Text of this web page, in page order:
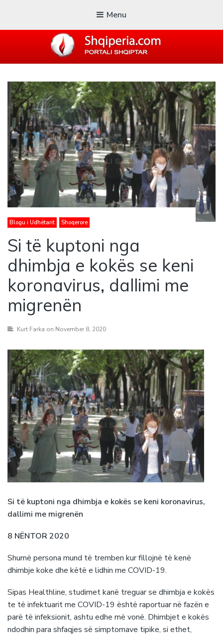
Menu
Blogu i ShqiperiaCom
Blogu i Udhëtarit Shoqerore
Si të kuptoni nga
dhimbja e kokës se keni
koronavirus, dallimi me
migrenën
Kurt Farka on November 8, 2020
Si të kuptoni nga dhimbja e kokës se keni koronavirus,
dallimi me migrenën
8 NËNTOR 2020
Shumë persona mund të tremben kur fillojnë të kenë
dhimbje koke dhe këtë e lidhin me COVID-19.
Sipas Healthline, studimet kanë treguar se dhimbja e kokës
te të infektuarit me COVID-19 është raportuar në fazën e
parë të infeksionit, ashtu edhe më vonë. Dhimbjet e kokës
ndodhin para shfaqjes së simptomave tipike, si ethet,